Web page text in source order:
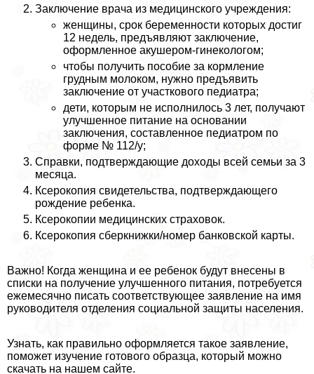
Заключение врача из медицинского учреждения:
женщины, срок беременности которых достиг
12 недель, предъявляют заключение,
оформленное акушером-гинекологом;
чтобы получить пособие за кормление
грудным молоком, нужно предъявить
заключение от участкового педиатра;
дети, которым не исполнилось 3 лет, получают
улучшенное питание на основании
заключения, составленное педиатром по
форме № 112/у;
Справки, подтверждающие доходы всей семьи за 3
месяца.
Ксерокопия свидетельства, подтверждающего
рождение ребенка.
Ксерокопии медицинских страховок.
Ксерокопия сберкнижки/номер банковской карты.
Важно! Когда женщина и ее ребенок будут внесены в
списки на получение улучшенного питания, потребуется
ежемecячно писать соответствующее заявление на имя
руководителя отделения социальной защиты населения.
Узнать, как правильно оформляется такое заявление,
поможет изучение готового образца, который можно
скачать на нашем сайте.